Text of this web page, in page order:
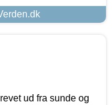
ud fra sunde og